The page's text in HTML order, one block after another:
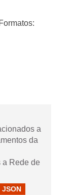
Formatos:
a
da
a Rede de
JSON